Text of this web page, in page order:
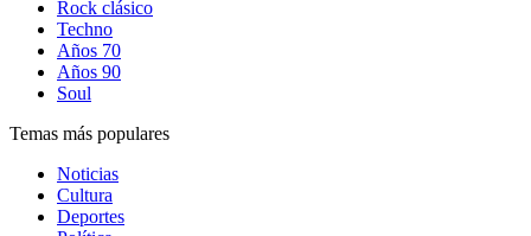
Rock clásico
Techno
Años 70
Años 90
Soul
Temas más populares
Noticias
Cultura
Deportes